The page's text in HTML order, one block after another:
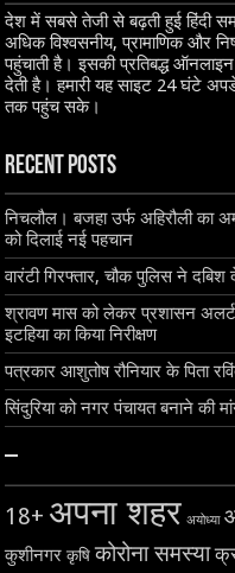
देश में सबसे तेजी से बढ़ती हुई हिंदी
अधिक विश्वसनीय, प्रामाणिक और
पहुंचाती है। इसकी प्रतिबद्ध
देती है। हमारी यह साइट 24 घंटे
तक पहुंच सके।
Recent Posts
निचलौल। बजहा उर्फ अहिरौली का
को दिलाई नई पहचान
वारंटी गिरफ्तार, चौक पुलिस ने दबिश
श्रावण मास को लेकर प्रशासन
इटहिया का किया निरीक्षण
पत्रकार आशुतोष रौनियार के पिता
सिंदुरिया को नगर पंचायत बनाने की
–
18+ अपना शहर अयोध्या
कुशीनगर कृषि कोरोना समस्या